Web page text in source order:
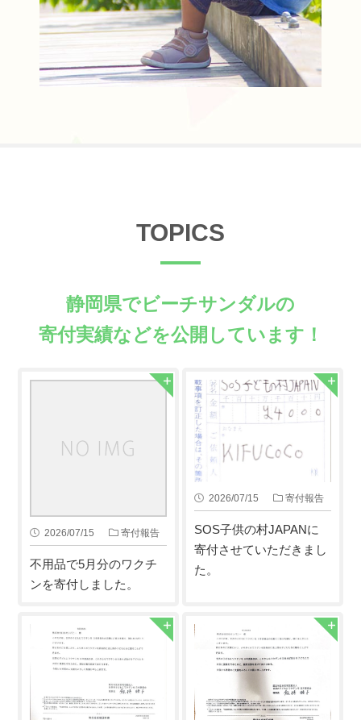
TOPICS
静岡県でビーチサンダルの
寄付実績などを公開しています！
2026/07/15 寄付報告
不用品で5月分のワクチ
ンを寄付しました。
2026/07/15 寄付報告
SOS子供の村JAPANに
寄付させていただきまし
た。